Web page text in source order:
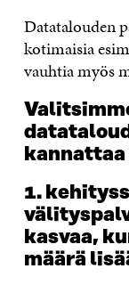
Datatalouden
kotimaisia
vauhtia myös
1.
kasvaa,
määrä